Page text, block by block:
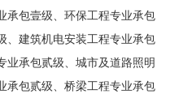
承包壹级、环保工程专业承包
、建筑机电安装工程专业承包
业承包贰级、城市及道路照明
承包贰级、桥梁工程专业承包